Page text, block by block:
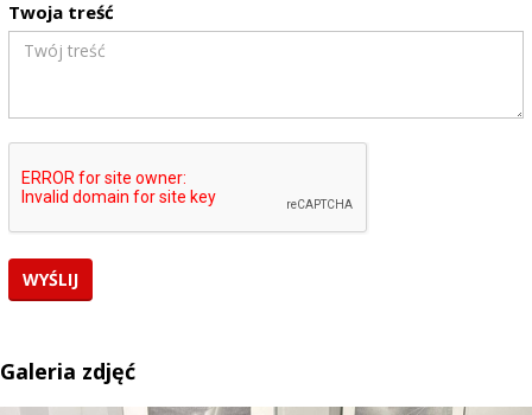
Twoja treść
Galeria zdjęć